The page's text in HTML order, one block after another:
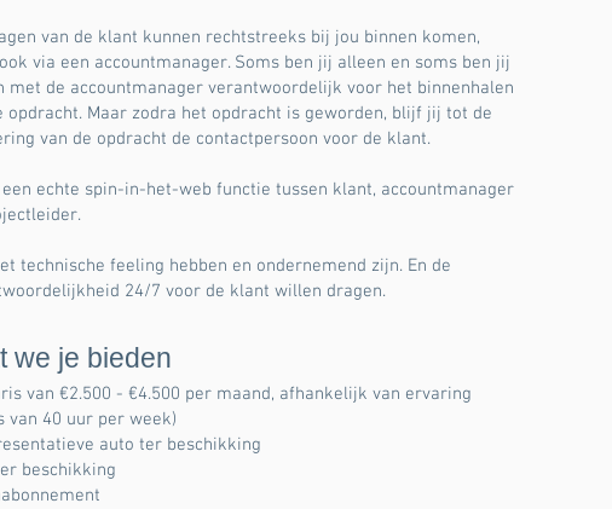
van de klant kunnen rechtstreeks bij jou binnen komen,
via een accountmanager. Soms ben jij alleen en soms ben jij
met de accountmanager verantwoordelijk voor het binnenhalen
opdracht. Maar zodra het opdracht is geworden, blijf jij tot de
van de opdracht de contactpersoon voor de klant.
echte spin-in-het-web functie tussen klant, accountmanager
technische feeling hebben en ondernemend zijn. En de
24/7 voor de klant willen dragen.
we je bieden
van €2.500 - €4.500 per maand, afhankelijk van ervaring
van 40 uur per week)
auto ter beschikking
beschikking